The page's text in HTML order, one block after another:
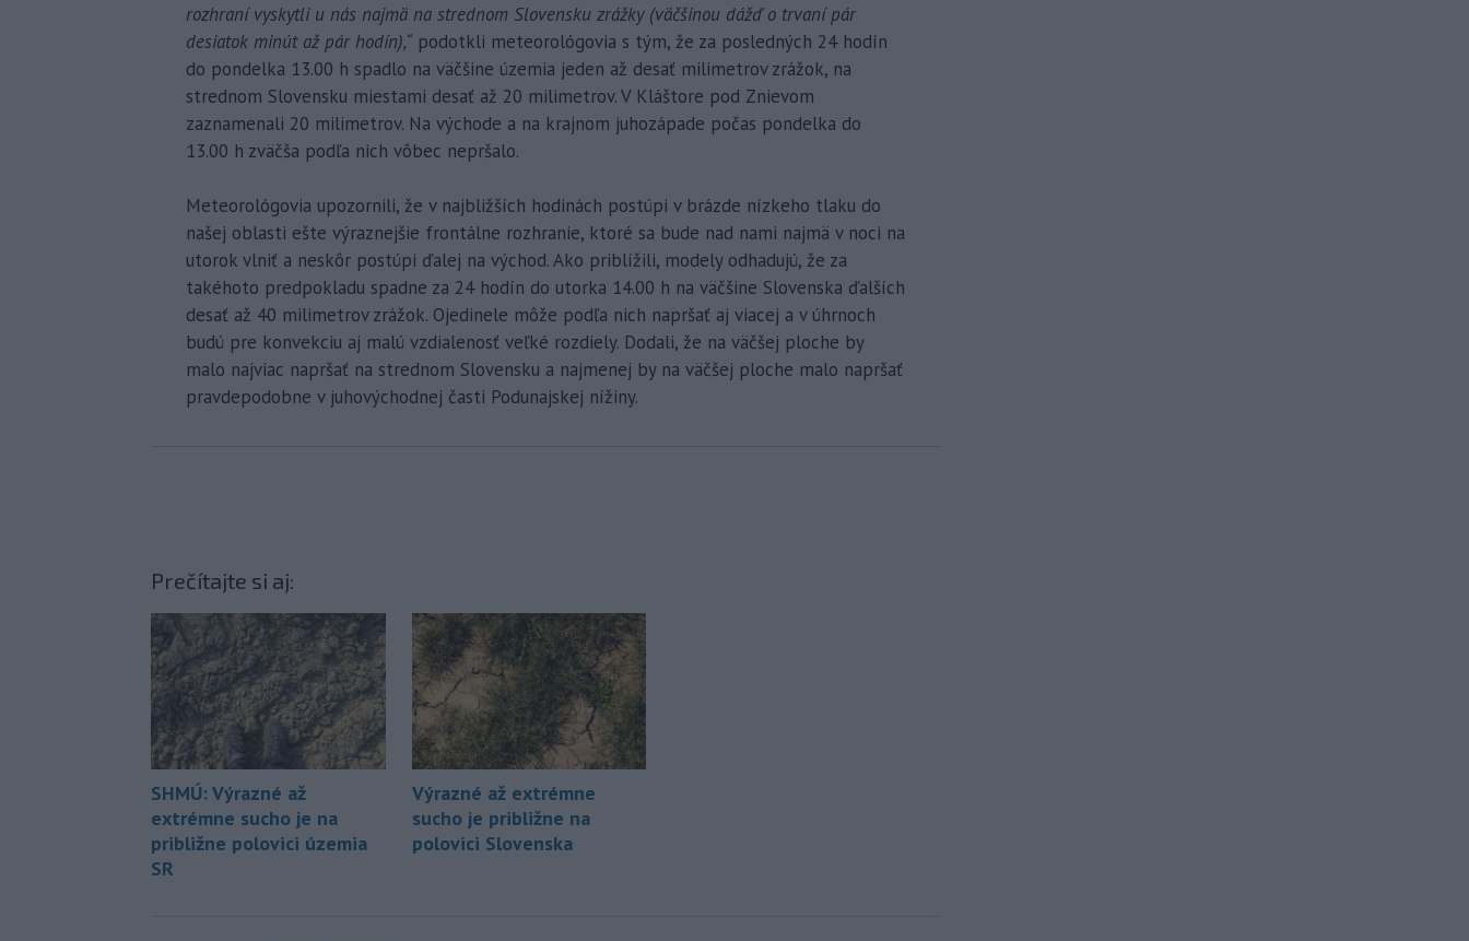
rozhraní vyskytli u nás najmä na strednom Slovensku zrážky (väčšinou dážď o trvaní pár
desiatok minút až pár hodín),“ podotkli meteorológovia s tým, že za posledných 24 hodín
do pondelka 13.00 h spadlo na väčšine územia jeden až desať milimetrov zrážok, na
strednom Slovensku miestami desať až 20 milimetrov. V Kláštore pod Znievom
zaznamenali 20 milimetrov. Na východe a na krajnom juhozápade počas pondelka do
13.00 h zväčša podľa nich vôbec nepršalo.
Meteorológovia upozornili, že v najbližších hodinách postúpi v brázde nízkeho tlaku do
našej oblasti ešte výraznejšie frontálne rozhranie, ktoré sa bude nad nami najmä v noci na
utorok vlniť a neskôr postúpi ďalej na východ. Ako priblížili, modely odhadujú, že za
takéhoto predpokladu spadne za 24 hodín do utorka 14.00 h na väčšine Slovenska ďalších
desať až 40 milimetrov zrážok. Ojedinele môže podľa nich napršať aj viacej a v úhrnoch
budú pre konvekciu aj malú vzdialenosť veľké rozdiely. Dodali, že na väčšej ploche by
malo najviac napršať na strednom Slovensku a najmenej by na väčšej ploche malo napršať
pravdepodobne v juhovýchodnej časti Podunajskej nížiny.
Prečítajte si aj:
SHMÚ: Výrazné až
extrémne sucho je na
približne polovici územia
SR
Výrazné až extrémne
sucho je približne na
polovici Slovenska